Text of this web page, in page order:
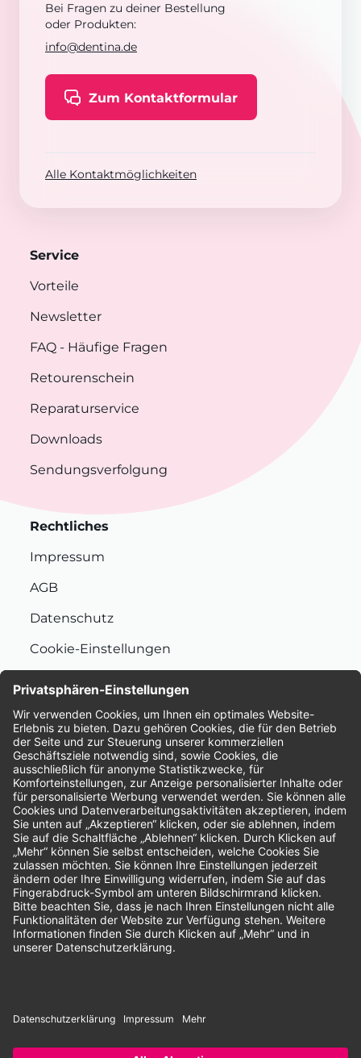
Bei Fragen zu deiner Bestellung
oder Produkten:
info@dentina.de
Zum Kontaktformular
Alle Kontaktmöglichkeiten
Service
Vorteile
Newsletter
FAQ - Häufige Fragen
Retourenschein
Reparaturservice
Downloads
Sendungsverfolgung
Rechtliches
Impressum
AGB
Datenschutz
Cookie-Einstellungen
Bewertungen
Unsere Zahlungsarten:
Rechnung SEPA-Lastschrift Vorkasse